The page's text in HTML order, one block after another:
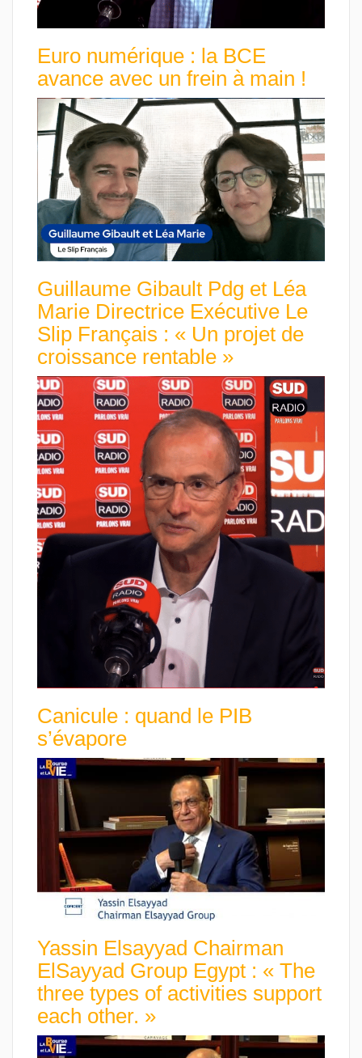
Euro numérique : la BCE
avance avec un frein à main !
Guillaume Gibault Pdg et Léa
Marie Directrice Exécutive Le
Slip Français : « Un projet de
croissance rentable »
Canicule : quand le PIB
s’évapore
Yassin Elsayyad Chairman
ElSayyad Group Egypt : « The
three types of activities support
each other. »